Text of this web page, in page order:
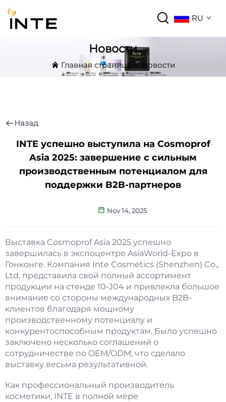
RU
Новости
Главная страница > Новости
Назад
INTE успешно выступила на Cosmoprof
Asia 2025: завершение с сильным
производственным потенциалом для
поддержки B2B-партнеров
Nov 14, 2025
Выставка Cosmoprof Asia 2025 успешно
завершилась в экспоцентре AsiaWorld-Expo в
Гонконге. Компания Inte Cosmetics (Shenzhen) Co.,
Ltd. представила свой полный ассортимент
продукции на стенде 10-J04 и привлекла большое
внимание со стороны международных B2B-
клиентов благодаря мощному
производственному потенциалу и
конкурентоспособным продуктам. Было успешно
заключено несколько соглашений о
сотрудничестве по OEM/ODM, что сделало
выставку весьма результативной.
Как профессиональный производитель
косметики, INTE в полной мере